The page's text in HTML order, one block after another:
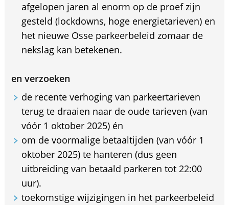
afgelopen jaren al enorm op de proef zijn
gesteld (lockdowns, hoge energietarieven) en
het nieuwe Osse parkeerbeleid zomaar de
nekslag kan betekenen.
en verzoeken
de recente verhoging van parkeertarieven
terug te draaien naar de oude tarieven (van
vóór 1 oktober 2025) én
om de voormalige betaaltijden (van vóór 1
oktober 2025) te hanteren (dus geen
uitbreiding van betaald parkeren tot 22:00
uur).
toekomstige wijzigingen in het parkeerbeleid